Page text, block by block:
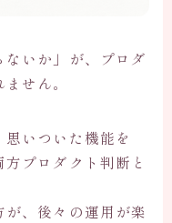
ないか」が、プロダ
せん。
いついた機能を
プロダクト判断と
、後々の運用が楽